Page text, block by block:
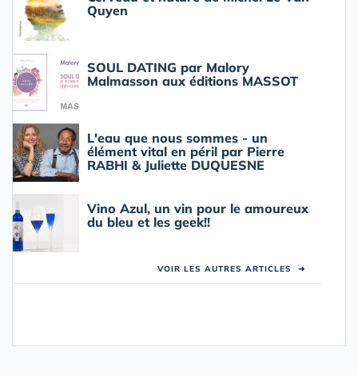
Quyen
SOUL DATING par Malory
Malmasson aux éditions MASSOT
L'eau que nous sommes - un
élément vital en péril par Pierre
RABHI & Juliette DUQUESNE
Vino Azul, un vin pour le amoureux
du bleu et les geek!!
VOIR LES AUTRES ARTICLES ➜